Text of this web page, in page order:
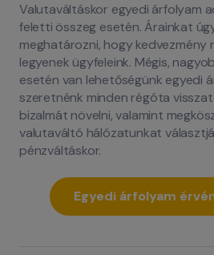
Valutaváltáskor egyedi árfolyam
feletti összeg esetén. Árainkat
meghatározni, hogy kedvezmény
legyenek ügyfeleink. Mégis,
esetén van lehetőségünk egyedi
szeretnénk minden régóta
bizalmát növelni, valamint
valutaváltó hálózatunkat
pénzváltáskor.
Egyedi árfolyam